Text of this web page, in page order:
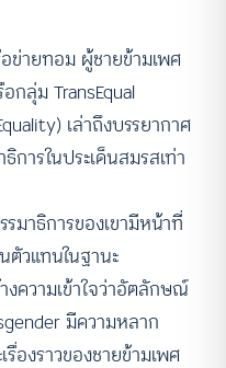
ข่ายทอม ผู้ชายข้ามเพศ
กลุ่ม TransEqual
เล่าถึงบรรยากาศ
การในประเด็นสมรสเท่า
รมาธิการของเขามีหน้าที่
ตัวแทนในฐานะ
งความเข้าใจว่าอัตลักษณ์
มีความหลาก
องราวของชายข้ามเพศ